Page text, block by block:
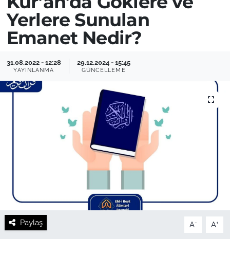
Yerlere Sunulan
Emanet Nedir?
31.08.2022 - 12:28
YAYINLANMA
29.12.2024 - 15:45
GÜNCELLEME
Paylaş A- A+